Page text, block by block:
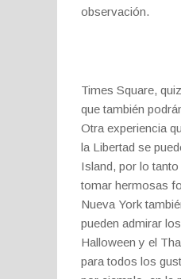
observación.
Times Square,
que también
Otra experiencia
la Libertad se
Island, por lo
tomar hermosas
Nueva York
pueden admirar
Halloween y el
para todos los